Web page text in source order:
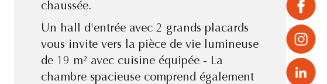
Caractéristiques Valeurs
Nombre de pièces
Ascenseur
chaussée.
Un hall d'entrée avec 2 grands placards
vous invite vers la pièce de vie lumineuse
de 19 m² avec cuisine équipée - La
chambre spacieuse comprend également